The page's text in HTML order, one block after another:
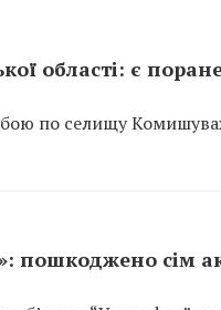
області: є
по селищу
пошкоджено сім